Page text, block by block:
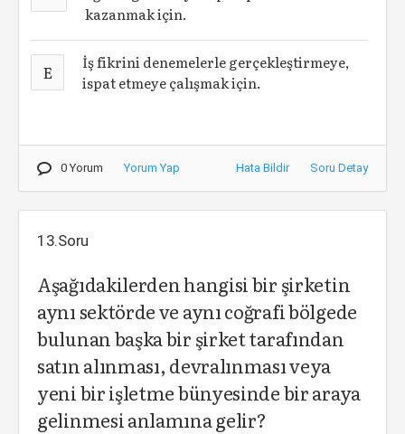
kazanmak için.
E
İş fikrini denemelerle gerçekleştirmeye,
ispat etmeye çalışmak için.
0 Yorum Yorum Yap Hata Bildir Soru Detay
13.Soru
Aşağıdakilerden hangisi bir şirketin
aynı sektörde ve aynı coğrafi bölgede
bulunan başka bir şirket tarafından
satın alınması, devralınması veya
yeni bir işletme bünyesinde bir araya
gelinmesi anlamına gelir?